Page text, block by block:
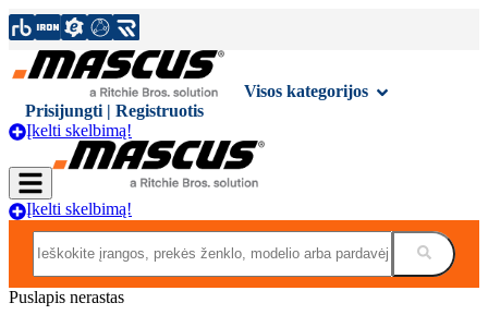
Visos kategorijos
Prisijungti | Registruotis
Įkelti skelbimą!
Įkelti skelbimą!
Puslapis nerastas